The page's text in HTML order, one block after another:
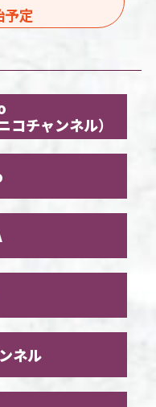
予定
チャンネル）
ネル